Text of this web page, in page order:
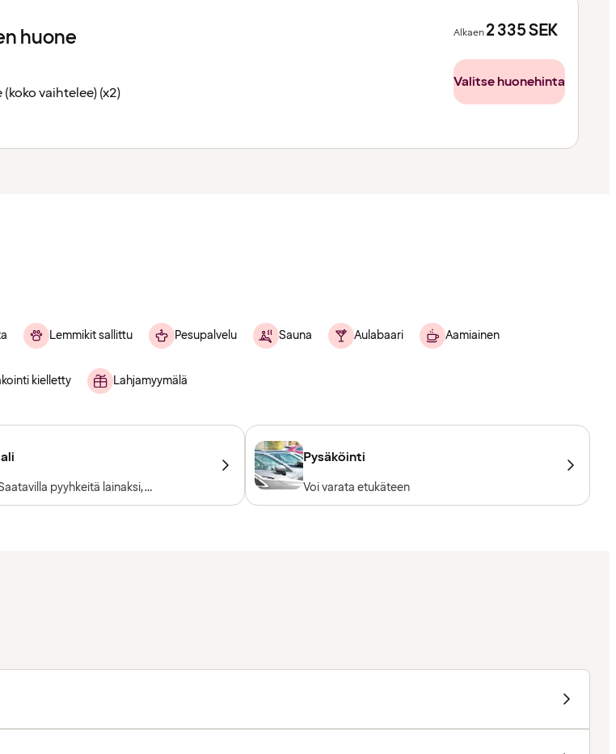
huone
vaihtelee) (x2)
Alkaen2 335SEK
Valitse huonehinta
Lemmikit sallittu Pesupalvelu Sauna Aulabaari Aamiainen
kielletty Lahjamyymälä
pyyhkeitä lainaksi,
Vapaapainot, Sisäänpääsy
Pysäköinti
Voi varata etukäteen